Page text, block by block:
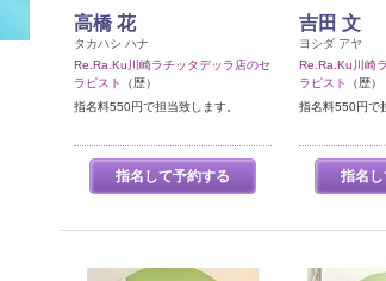
高橋 花
タカハシ ハナ
Re.Ra.Ku川崎ラチッタデッラ店のセ
ラピスト
（歴）
指名料550円で担当致します。
指名して予約する
吉田 文
ヨシダ アヤ
Re.Ra.Ku川崎
ラピスト
（歴）
指名料550円で
指名